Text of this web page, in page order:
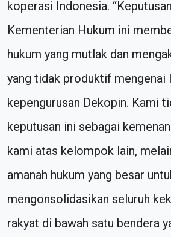
koperasi Indonesia.
Kementerian Hukum ini
hukum yang mutlak dan
yang tidak produktif mengenai
kepengurusan Dekopin. Kami
keputusan ini sebagai
kami atas kelompok lain,
amanah hukum yang besar
mengonsolidasikan seluruh
rakyat di bawah satu bendera